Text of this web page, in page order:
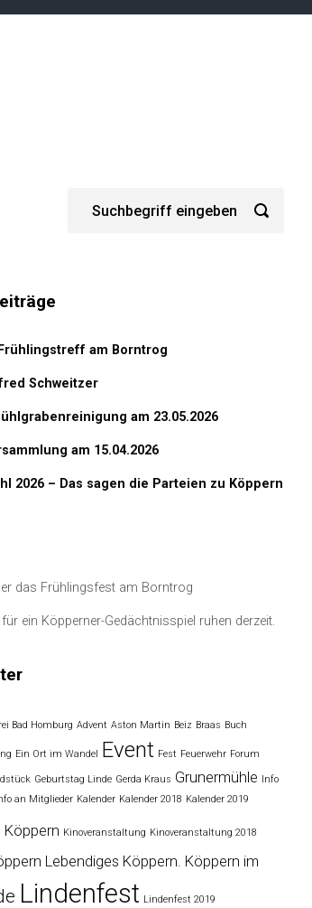
am Borntrog
Schweitzer
am 23.05.2026
am 15.04.2026
2026 – Das sagen die Parteien zu Köppern
das Frühlingsfest am Borntrog
ein Köpperner-Gedächtnisspiel ruhen derzeit.
Bad Homburg Advent Aston Martin Beiz Braas Buch
Ein Ort im Wandel Event Fest Feuerwehr Forum
Geburtstag Linde Gerda Kraus Grunermühle
Info
an Mitglieder Kalender Kalender 2018 Kalender 2019
Köppern Kinoveranstaltung Kinoveranstaltung 2018
Lebendiges Köppern. Köppern im
Lindenfest Lindenfest 2019